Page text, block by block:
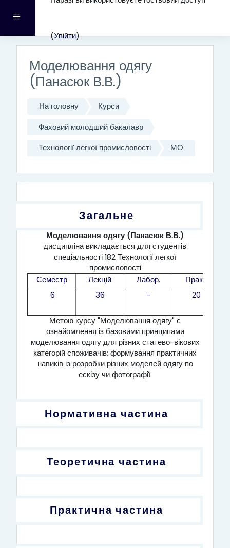
Бокова панель
(Увійти)
Перейти до головного вмісту
Моделювання одягу
(Панасюк В.В.)
На головну Курси
Фаховий молодший бакалавр
Технології легкої промисловості МО
Загальне
Моделювання одягу (Панасюк В.В.)
дисципліна викладається для студентів
спеціальності 182 Технології легкої
промисловості
Семестр
Лекцій Лабор.
Практ.
6
36 - 20
Метою курсу "Моделювання одягу" є
ознайомлення із базовими принципами
моделювання одягу для різних статево-вікових
категорій споживачів; формування практичних
навиків із розробки різних моделей одягу по
ескізу чи фотографії.
Нормативна частина
Теоретична частина
Практична частина